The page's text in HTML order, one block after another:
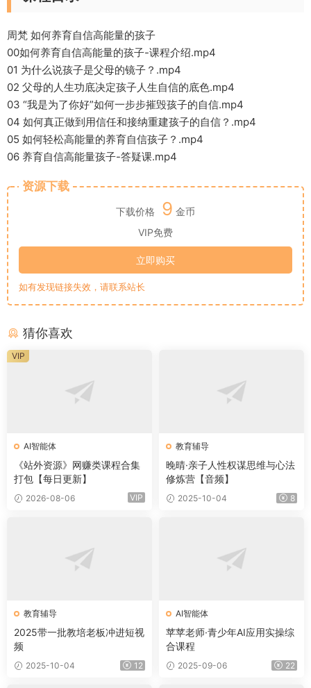
周梵 如何养育自信高能量的孩子
00如何养育自信高能量的孩子-课程介绍.mp4
01 为什么说孩子是父母的镜子？.mp4
02 父母的人生功底决定孩子人生自信的底色.mp4
03 “我是为了你好”如何一步步摧毁孩子的自信.mp4
04 如何真正做到用信任和接纳重建孩子的自信？.mp4
05 如何轻松高能量的养育自信孩子？.mp4
06 养育自信高能量孩子-答疑课.mp4
资源下载
下载价格 9 金币
VIP免费
立即购买
如有发现链接失效，请联系站长
猜你喜欢
AI智能体
《站外资源》网赚类课程合集
打包【每日更新】
2026-08-06 VIP
VIP
教育辅导
晚晴·亲子人性权谋思维与心法
修炼营【音频】
2025-10-04 8
教育辅导
2025带一批教培老板冲进短视
频
2025-10-04 12
AI智能体
苹苹老师·青少年AI应用实操综
合课程
2025-09-06 22